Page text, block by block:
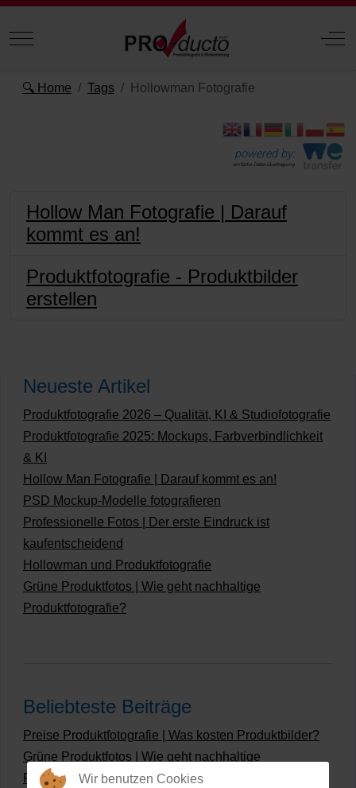
Mobile Menu Toggle Off-
🔍 Home Tags Hollowman Fotografie
powered by:
einfache Datenübertragung
Hollow Man Fotografie | Darauf
kommt es an!
Produktfotografie - Produktbilder
erstellen
Neueste Artikel
Produktfotografie 2026 – Qualität, KI & Studiofotografie
Produktfotografie 2025: Mockups, Farbverbindlichkeit
& KI
Hollow Man Fotografie | Darauf kommt es an!
PSD Mockup-Modelle fotografieren
Professionelle Fotos | Der erste Eindruck ist
kaufentscheidend
Hollowman und Produktfotografie
Grüne Produktfotos | Wie geht nachhaltige
Produktfotografie?
Beliebteste Beiträge
Preise Produktfotografie | Was kosten Produktbilder?
Grüne Produktfotos | Wie geht nachhaltige
Produktfotografie?Wir benutzen Cookies